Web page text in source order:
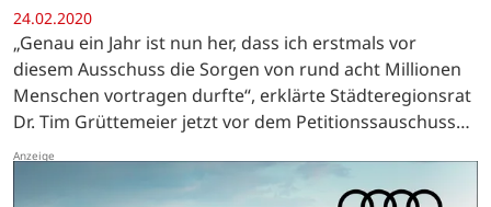
24.02.2020
„Genau ein Jahr ist nun her, dass ich erstmals vor
diesem Ausschuss die Sorgen von rund acht Millionen
Menschen vortragen durfte“, erklärte Städteregionsrat
Dr. Tim Grüttemeier jetzt vor dem Petitionssauschuss
des Europäischen Parlaments und fügte enttäuscht…